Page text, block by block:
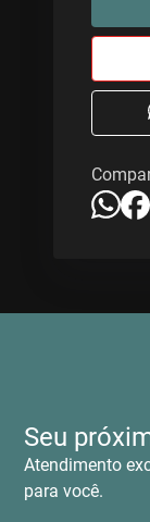
Seu
Atendimento
para você.